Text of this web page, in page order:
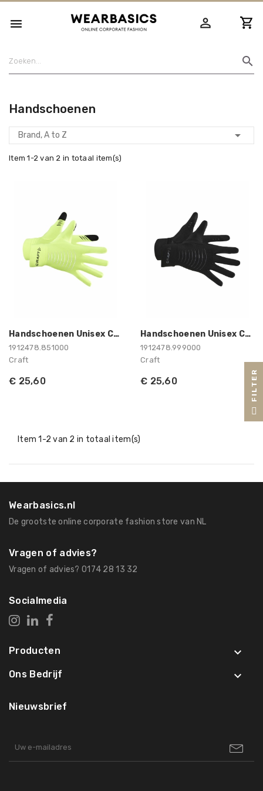
 person_outline
search
Handschoenen
Brand, A to Z 
Item 1-2 van 2 in totaal item(s)
Handschoenen Unisex Craft
1912478.851000
Craft
€ 25,60
Handschoenen Unisex Craft
1912478.999000
Craft
€ 25,60
Item 1-2 van 2 in totaal item(s)
Wearbasics.nl
De grootste online corporate fashion store van NL
Vragen of advies?
Vragen of advies? 0174 28 13 32
Socialmedia
Producten 
Ons Bedrijf 
Nieuwsbrief
R